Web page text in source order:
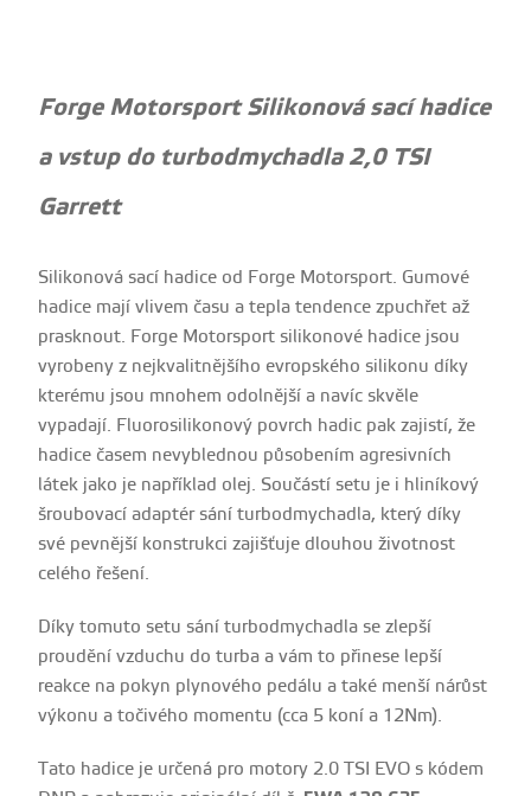
Forge Motorsport Silikonová sací hadice
a vstup do turbodmychadla 2,0 TSI
Garrett
Silikonová sací hadice od Forge Motorsport. Gumové
hadice mají vlivem času a tepla tendence zpuchřet až
prasknout. Forge Motorsport silikonové hadice jsou
vyrobeny z nejkvalitnějšího evropského silikonu díky
kterému jsou mnohem odolnější a navíc skvěle
vypadají. Fluorosilikonový povrch hadic pak zajistí, že
hadice časem nevyblednou působením agresivních
látek jako je například olej. Součástí setu je i hliníkový
šroubovací adaptér sání turbodmychadla, který díky
své pevnější konstrukci zajišťuje dlouhou životnost
celého řešení.
Díky tomuto setu sání turbodmychadla se zlepší
proudění vzduchu do turba a vám to přinese lepší
reakce na pokyn plynového pedálu a také menší nárůst
výkonu a točivého momentu (cca 5 koní a 12Nm).
Tato hadice je určená pro motory 2.0 TSI EVO s kódem